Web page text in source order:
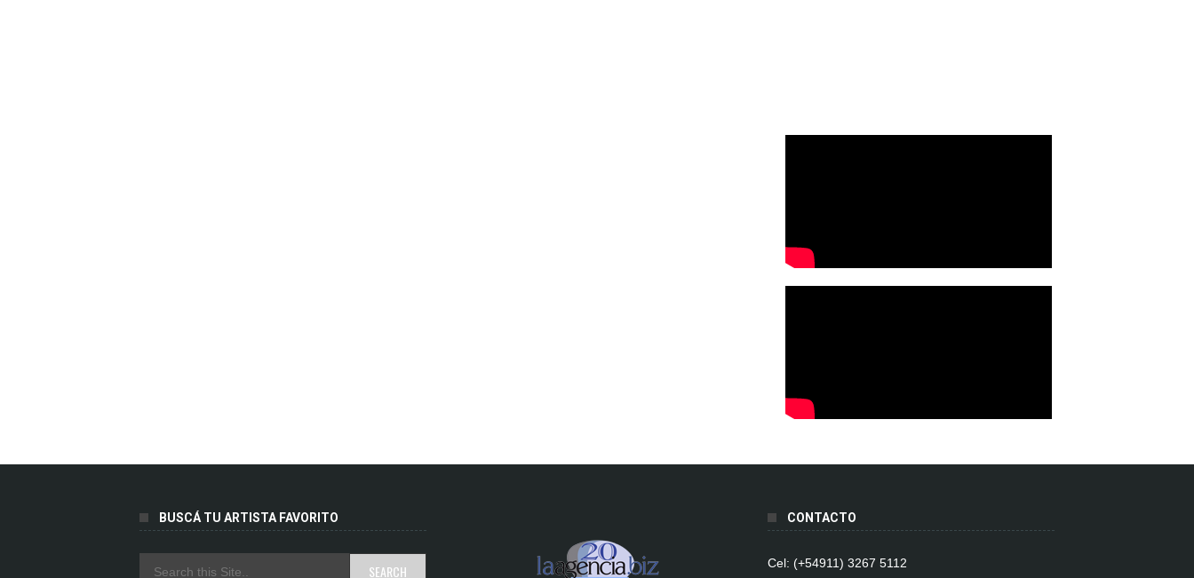
BUSCÁ TU ARTISTA FAVORITO CONTACTO
Cel: (+54911) 3267 5112